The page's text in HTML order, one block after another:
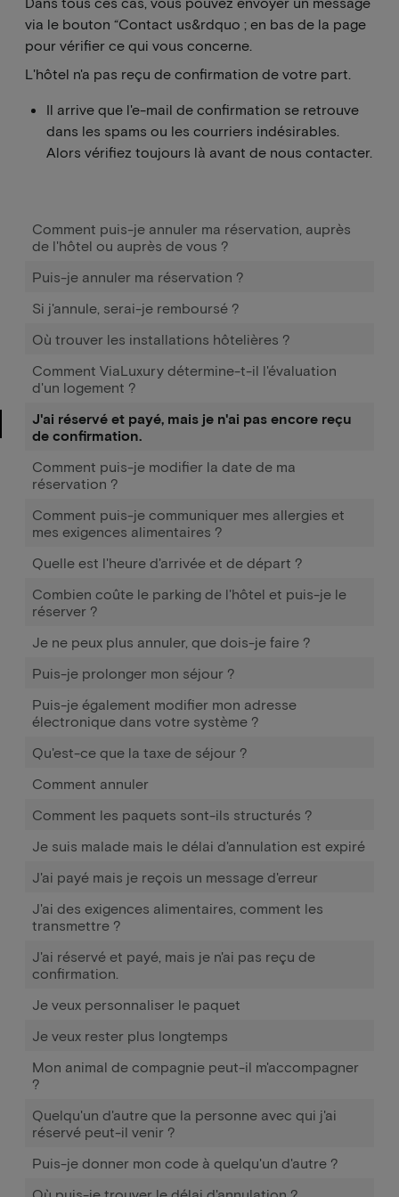
Comment puis-je annuler ma réservation, auprès
de l'hôtel ou auprès de vous ?
Puis-je annuler ma réservation ?
Si j'annule, serai-je remboursé ?
Où trouver les installations hôtelières ?
Comment ViaLuxury détermine-t-il l'évaluation
d'un logement ?
J'ai réservé et payé, mais je n'ai pas encore reçu
de confirmation.
Comment puis-je modifier la date de ma
réservation ?
Comment puis-je communiquer mes allergies et
mes exigences alimentaires ?
Quelle est l'heure d'arrivée et de départ ?
Combien coûte le parking de l'hôtel et puis-je le
réserver ?
Je ne peux plus annuler, que dois-je faire ?
Puis-je prolonger mon séjour ?
Puis-je également modifier mon adresse
électronique dans votre système ?
Qu'est-ce que la taxe de séjour ?
Comment annuler
Comment les paquets sont-ils structurés ?
Je suis malade mais le délai d'annulation est expiré
J'ai payé mais je reçois un message d'erreur
J'ai des exigences alimentaires, comment les
transmettre ?
J'ai réservé et payé, mais je n'ai pas reçu de
confirmation.
Je veux personnaliser le paquet
Je veux rester plus longtemps
Mon animal de compagnie peut-il m'accompagner
?
Quelqu'un d'autre que la personne avec qui j'ai
réservé peut-il venir ?
Puis-je donner mon code à quelqu'un d'autre ?
via le bouton “Contact us&rdquo ; en bas de la page
pour vérifier ce qui vous concerne.
L'hôtel n'a pas reçu de confirmation de votre part.
Il arrive que l'e-mail de confirmation se retrouve
dans les spams ou les courriers indésirables.
Alors vérifiez toujours là avant de nous contacter.